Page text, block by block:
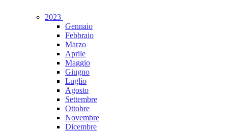
2023
Gennaio
Febbraio
Marzo
Aprile
Maggio
Giugno
Luglio
Agosto
Settembre
Ottobre
Novembre
Dicembre